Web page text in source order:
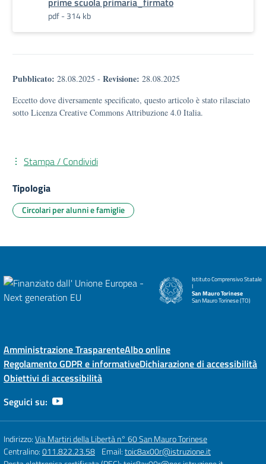
pdf - 314 kb
Pubblicato: 28.08.2025 - Revisione: 28.08.2025
Eccetto dove diversamente specificato, questo articolo è stato rilasciato
sotto Licenza Creative Commons Attribuzione 4.0 Italia.
Stampa / Condividi
Tipologia
Circolari per alunni e famiglie
Istituto Comprensivo Statale
I
San Mauro Torinese
San Mauro Torinese (TO)
Amministrazione TrasparenteAlbo online
Regolamento GDPR e informativeDichiarazione di accessibilità
Obiettivi di accessibilità
Seguici su:
Indirizzo:Via Martiri della Libertà n° 60 San Mauro Torinese
Centralino:011.822.23.58 Email:toic8ax00r@istruzione.it